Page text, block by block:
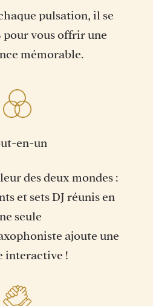
pulsation, il se
pour vous offrir une
mémorable.
en-un
des deux mondes :
et sets DJ réunis en
seule
ajoute une
interactive !